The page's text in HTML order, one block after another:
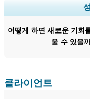
지역 및 국가 범위 확장, 세
어떻게 하면 새로운 기회
울 수 있을
클라이언트